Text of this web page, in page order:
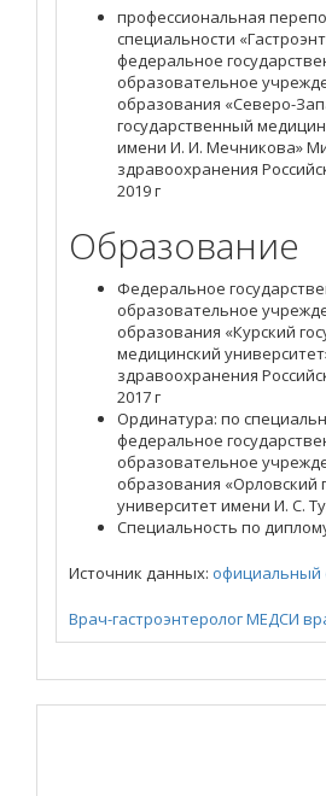
профессиональная
специальности
федеральное
образовательное
образования «Северо-
государственный
имени И. И. Мечникова»
здравоохранения
2019 г
Образование
Федеральное
образовательное
образования «Курский
медицинский
здравоохранения
2017 г
Ординатура: по
федеральное
образовательное
образования «Орловский
университет имени И. С.
Специальность по
Источник данных: официальный
Врач-гастроэнтерологМЕДСИ